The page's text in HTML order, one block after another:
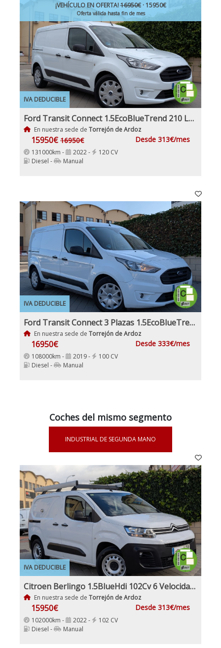
IVA DEDUCIBLE
¡VEHÍCULO EN OFERTA!16950€· 15950€
Oferta válida hasta fin de mes
Ford Transit Connect 1.5EcoBlueTrend 210 L2 4 Puertas 120Cv IVA y Garantía Inc Etiqueta C
En nuestra sede de Torrejón de Ardoz
15950€ 16950€ Desde 313€/mes
131000km - 2022 -
120 CV
Diesel -
Manual
IVA DEDUCIBLE
Ford Transit Connect 3 Plazas 1.5EcoBlueTrend 210 L2 4 Puertas 100Cv IVA y Garantía Inc Etiqueta C
En nuestra sede de Torrejón de Ardoz
16950€ Desde 333€/mes
108000km - 2019 -
100 CV
Diesel -
Manual
Coches del mismo segmento
INDUSTRIAL DE SEGUNDA MANO
IVA DEDUCIBLE
Citroen Berlingo 1.5BlueHdi 102Cv 6 Velocidades Etiqueta C IVA y Garantía Incl Nacional Historial mantenimiento
En nuestra sede de Torrejón de Ardoz
15950€ Desde 313€/mes
102000km - 2022 -
102 CV
Diesel -
Manual